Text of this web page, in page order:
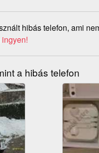
hibás telefon, ami
a hibás telefon